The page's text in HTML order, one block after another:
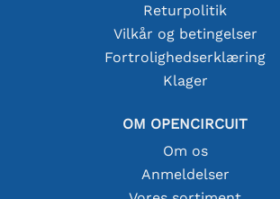
Returpolitik
Vilkår og betingelser
Fortrolighedserklæring
Klager
OM OPENCIRCUIT
Om os
Anmeldelser